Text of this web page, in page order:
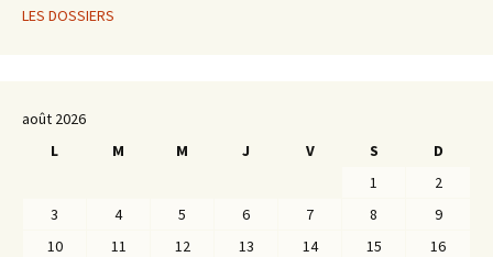
LES DOSSIERS
août 2026
L
M M J V S
D
1
2
3
4 5 6 7 8
9
10
11 12 13 14 15
16